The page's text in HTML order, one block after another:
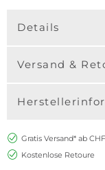
Details
Versand &
Gratis Versand* ab
Kostenlose Retoure